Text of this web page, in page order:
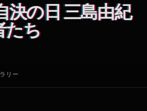
決の日 三島由紀
たち
リー